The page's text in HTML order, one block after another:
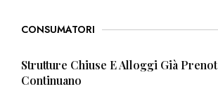
CONSUMATORI
Strutture Chiuse E Alloggi Già
Continuano